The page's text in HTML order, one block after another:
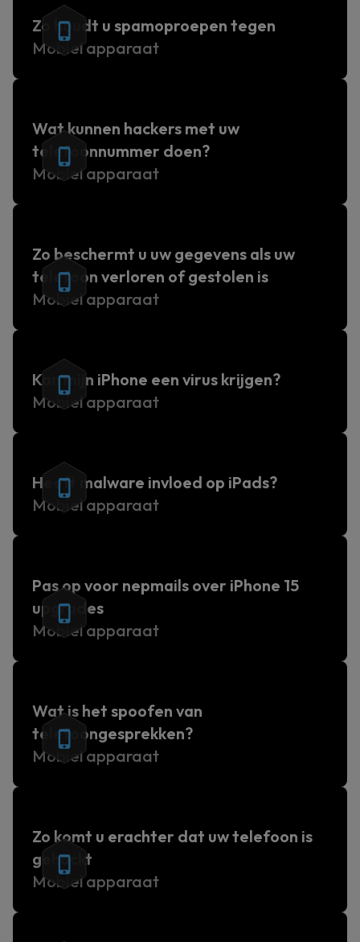
Zo houdt u spamoproepen tegen
Mobiel apparaat
Wat kunnen hackers met uw
telefoonnummer doen?
Mobiel apparaat
Zo beschermt u uw gegevens als uw
telefoon verloren of gestolen is
Mobiel apparaat
Kan mijn iPhone een virus krijgen?
Mobiel apparaat
Heeft malware invloed op iPads?
Mobiel apparaat
Pas op voor nepmails over iPhone 15
upgrades
Mobiel apparaat
Wat is het spoofen van
telefoongesprekken?
Mobiel apparaat
Zo komt u erachter dat uw telefoon is
gehackt
Mobiel apparaat